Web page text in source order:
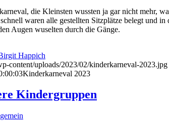
die Kleinsten wussten ja gar nicht mehr,
waren alle gestellten Sitzplätze belegt und
Augen wuselten durch die Gänge.
Happich
content/uploads/2023/02/kinderkarneval-2023.jpg
Kinderkarneval 2023
Kindergruppen